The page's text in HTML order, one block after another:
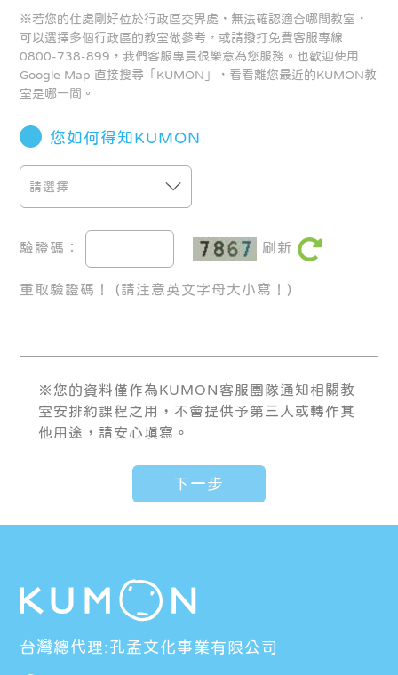
※若您的住處剛好位於行政區交界處，無法確認適合哪間教室，
可以選擇多個行政區的教室做參考，或請撥打免費客服專線
0800-738-899，我們客服專員很樂意為您服務。也歡迎使用
Google Map 直接搜尋「KUMON」，看看離您最近的KUMON教
室是哪一間。
您如何得知KUMON
驗證碼： 刷新
重取驗證碼！ (請注意英文字母大小寫！)
※您的資料僅作為KUMON客服團隊通知相關教
室安排約課程之用，不會提供予第三人或轉作其
他用途，請安心填寫。
台灣總代理:孔孟文化事業有限公司